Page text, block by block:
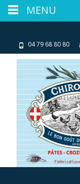
04 79 68 80 80
MENU